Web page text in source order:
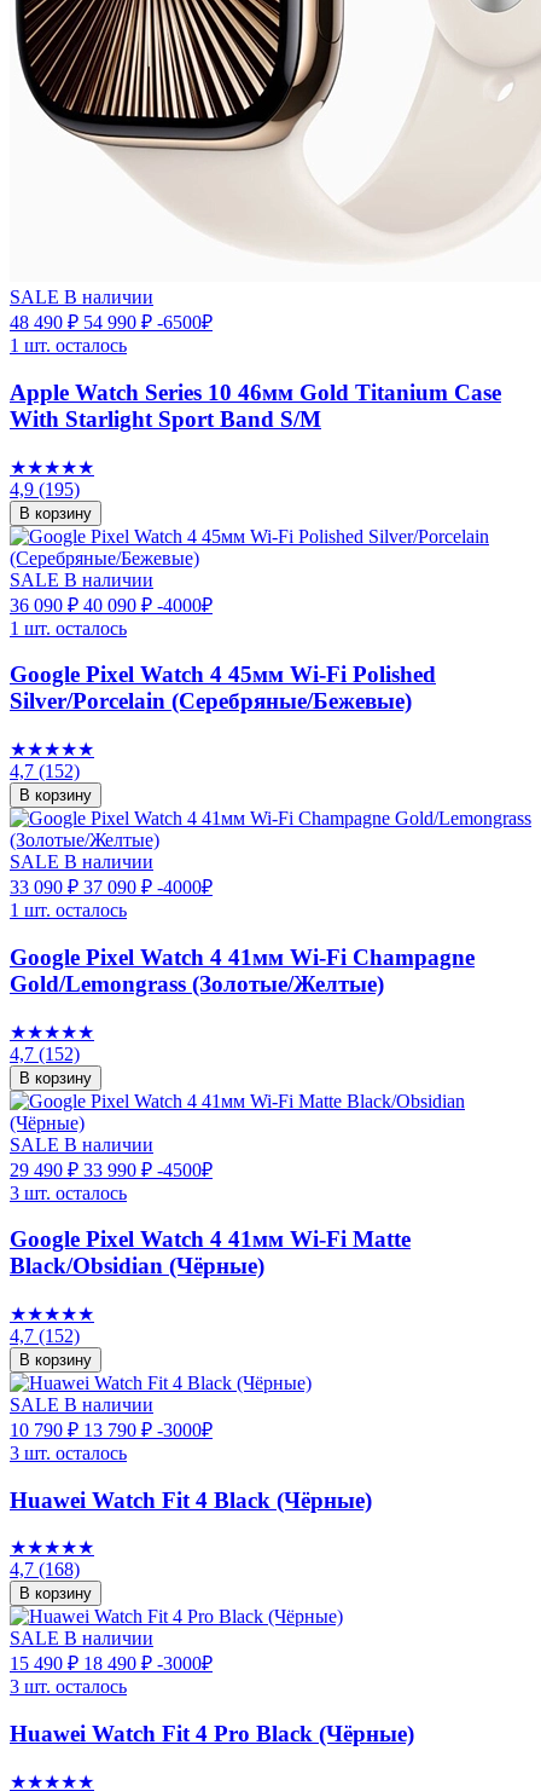
SALE В наличии
48 490 ₽ 54 990 ₽ -6500₽
1 шт. осталось
Apple Watch Series 10 46мм Gold Titanium Case
With Starlight Sport Band S/M
★★★★★
4,9 (195)
В корзину
SALE В наличии
36 090 ₽ 40 090 ₽ -4000₽
1 шт. осталось
Google Pixel Watch 4 45мм Wi-Fi Polished
Silver/Porcelain (Серебряные/Бежевые)
★★★★★
4,7 (152)
В корзину
SALE В наличии
33 090 ₽ 37 090 ₽ -4000₽
1 шт. осталось
Google Pixel Watch 4 41мм Wi-Fi Champagne
Gold/Lemongrass (Золотые/Желтые)
★★★★★
4,7 (152)
В корзину
SALE В наличии
29 490 ₽ 33 990 ₽ -4500₽
3 шт. осталось
Google Pixel Watch 4 41мм Wi-Fi Matte
Black/Obsidian (Чёрные)
★★★★★
4,7 (152)
В корзину
SALE В наличии
10 790 ₽ 13 790 ₽ -3000₽
3 шт. осталось
Huawei Watch Fit 4 Black (Чёрные)
★★★★★
4,7 (168)
В корзину
SALE В наличии
15 490 ₽ 18 490 ₽ -3000₽
3 шт. осталось
Huawei Watch Fit 4 Pro Black (Чёрные)
★★★★★